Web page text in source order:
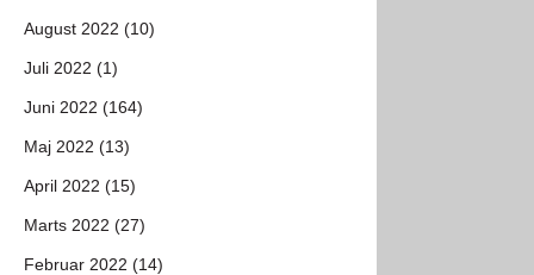
August 2022 (10)
Juli 2022 (1)
Juni 2022 (164)
Maj 2022 (13)
April 2022 (15)
Marts 2022 (27)
Februar 2022 (14)